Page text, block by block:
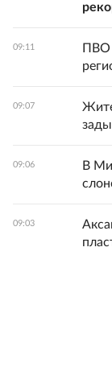
09:11
ПВО
09:07
09:06
В
09:03